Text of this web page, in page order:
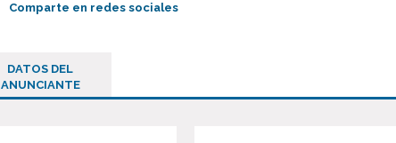
Comparte en redes sociales
DATOS DEL
ANUNCIANTE